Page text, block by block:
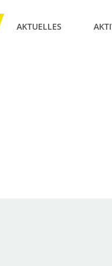
AKTUELLES